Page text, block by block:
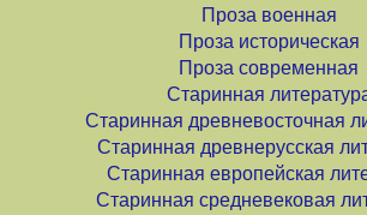
Проза военная
Проза историческая
Проза современная
Старинная
Старинная древневосточная
Старинная древнерусская
Старинная европейская
Старинная средневековая